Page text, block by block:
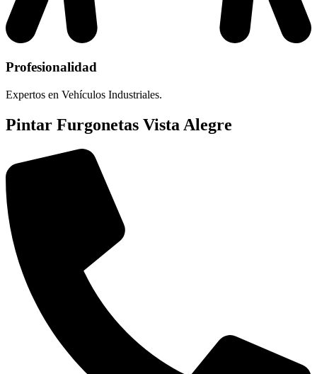
Profesionalidad
Expertos en Vehículos Industriales.
Pintar Furgonetas Vista Alegre